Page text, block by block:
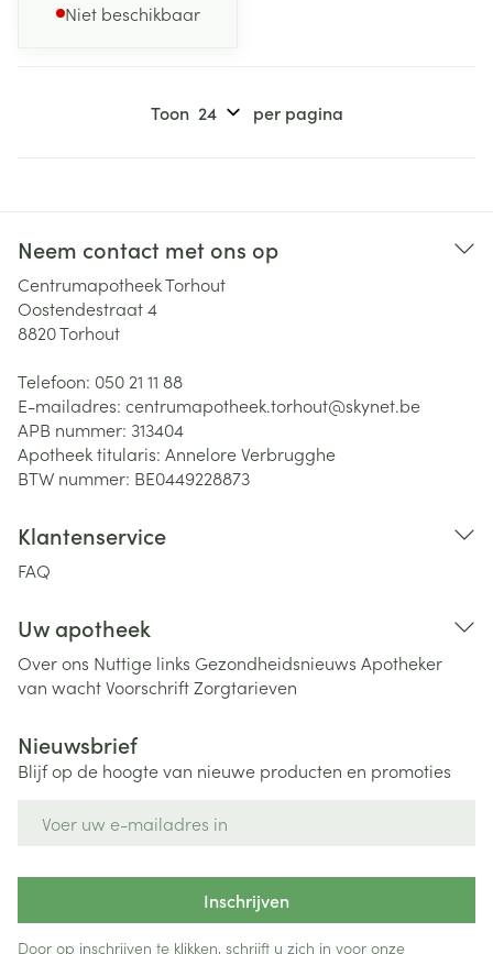
Niet beschikbaar
Toon per pagina
Neem contact met ons op
Centrumapotheek Torhout
Oostendestraat 4
8820Torhout
Telefoon: 050 21 11 88
E-mailadres: centrumapotheek.torhout@skynet.be
APB nummer: 313404
Apotheek titularis: Annelore Verbrugghe
BTW nummer: BE0449228873
Klantenservice
FAQ
Uw apotheek
Over ons Nuttige links Gezondheidsnieuws Apotheker
van wachtVoorschriftZorgtarieven
Nieuwsbrief
Blijf op de hoogte van nieuwe producten en promoties
Inschrijven
Door op inschrijven te klikken, schrijft u zich in voor onze